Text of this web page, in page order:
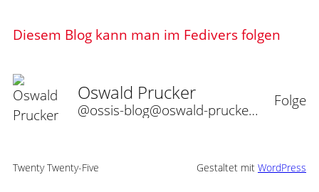
Diesem Blog kann man im Fedivers folgen
Oswald Prucker
@ossis-blog@oswald-prucker.de
Folge
Twenty Twenty-Five Gestaltet mit WordPress